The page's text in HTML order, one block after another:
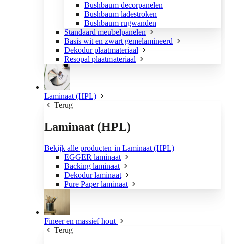
Bushbaum decorpanelen
Bushbaum ladestroken
Bushbaum rugwanden
Standaard meubelpanelen
Basis wit en zwart gemelamineerd
Dekodur plaatmateriaal
Resopal plaatmateriaal
Laminaat (HPL)
Terug
Laminaat (HPL)
Bekijk alle producten in Laminaat (HPL)
EGGER laminaat
Backing laminaat
Dekodur laminaat
Pure Paper laminaat
Fineer en massief hout
Terug